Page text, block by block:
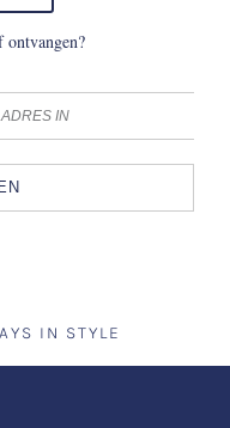
IN STYLE